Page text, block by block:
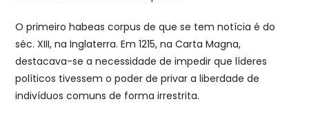
O primeiro habeas corpus de que se tem notícia é do
séc. XIII, na Inglaterra. Em 1215, na Carta Magna,
destacava-se a necessidade de impedir que líderes
políticos tivessem o poder de privar a liberdade de
indivíduos comuns de forma irrestrita.